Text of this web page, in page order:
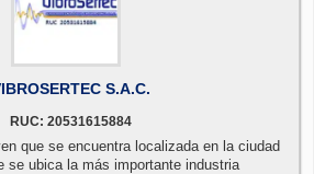
VIBROSERTEC S.A.C.
RUC: 20531615884
que se encuentra localizada en la ciudad
se ubica la más importante industria